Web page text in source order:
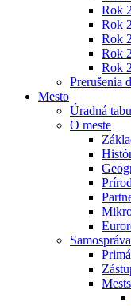
Rok
Rok
Rok
Rok
Rok
Prerušenia
Mesto
Úradná
O meste
Samospráva